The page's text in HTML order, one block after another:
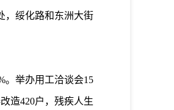
，绥化路和东洲大街
。举办用工洽谈会15
造420户，残疾人生